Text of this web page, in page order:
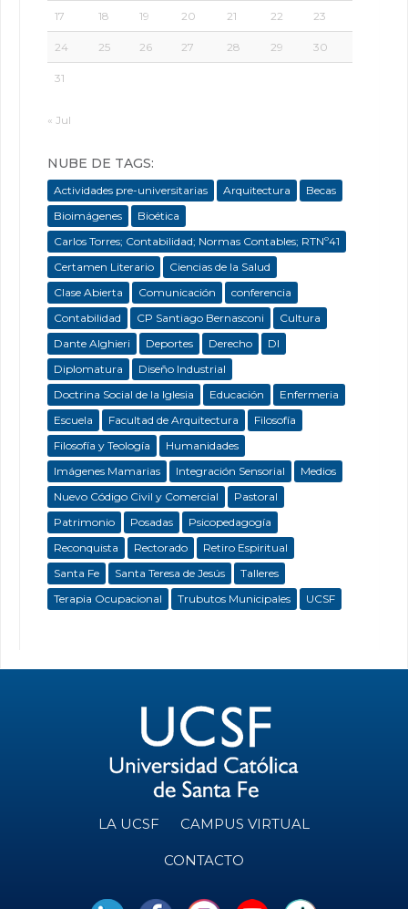
17 18 19 20 21 22 23
24 25 26 27 28 29 30
31
« Jul
NUBE DE TAGS:
Actividades pre-universitarias Arquitectura
Becas
Bioimágenes
Bioética
Carlos Torres; Contabilidad; Normas Contables; RTNº41
Certamen Literario
Ciencias de la Salud
Clase Abierta
Comunicación
conferencia
Contabilidad
CP Santiago Bernasconi
Cultura
Dante Alghieri
Deportes Derecho
DI
Diplomatura
Diseño Industrial
Doctrina Social de la Iglesia
Educación
Enfermeria
Escuela
Facultad de Arquitectura
Filosofía
Filosofía y Teología
Humanidades
Imágenes Mamarias
Integración Sensorial
Medios
Nuevo Código Civil y Comercial
Pastoral
Patrimonio
Posadas
Psicopedagogía
Reconquista
Rectorado
Retiro Espiritual
Santa Fe
Santa Teresa de Jesús
Talleres
Terapia Ocupacional
Trubutos Municipales UCSF
LA UCSF CAMPUS VIRTUAL
CONTACTO